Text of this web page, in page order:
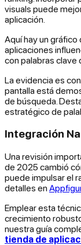
visuals puede
aplicación.
Aquí hay un
aplicaciones
con palabras clave
La evidencia es
pantalla está
de búsqueda.
estratégico de
Integración
Una revisión
de 2025 cambió
puede impulsar el
detalles en
Emplear esta
crecimiento
nuestra guía
tienda de